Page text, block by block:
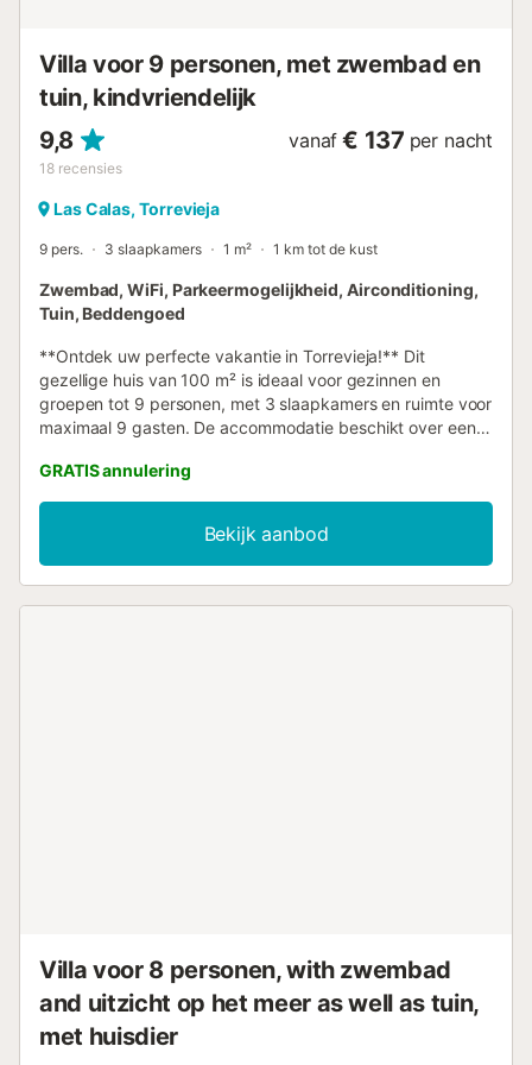
Villa voor 9 personen, met zwembad en
tuin, kindvriendelijk
9,8
18 recensies
vanaf € 137 per nacht
Las Calas, Torrevieja
9 pers. 3 slaapkamers 1 m² 1 km tot de kust
Zwembad, WiFi, Parkeermogelijkheid, Airconditioning,
Tuin, Beddengoed
**Ontdek uw perfecte vakantie in Torrevieja!** Dit
gezellige huis van 100 m² is ideaal voor gezinnen en
groepen tot 9 personen, met 3 slaapkamers en ruimte voor
maximaal 9 gasten. De accommodatie beschikt over een
ontspannen onder de zon van de Costa Blanca. Het ruime
**terras van 350 m²** en de **omheinde tuin** nodigen
uit om van het buitenleven te genieten, met tuinmeubilair
en een barbecue. Binnenin is de woning van alle
gemakken voorzien: een open keuken...
GRATIS annulering
Bekijk aanbod
Villa voor 8 personen, with zwembad
and uitzicht op het meer as well as tuin,
met huisdier